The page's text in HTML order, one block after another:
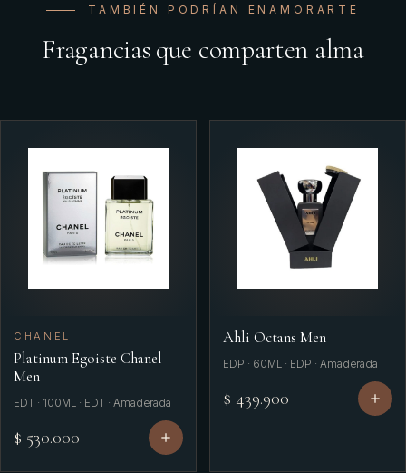
TAMBIÉN PODRÍAN ENAMORARTE
Fragancias que comparten alma
CHANEL
Platinum Egoiste Chanel
Men
EDT · 100ML · EDT · Amaderada
$ 530.000
Ahli Octans Men
EDP · 60ML · EDP · Amaderada
$ 439.900